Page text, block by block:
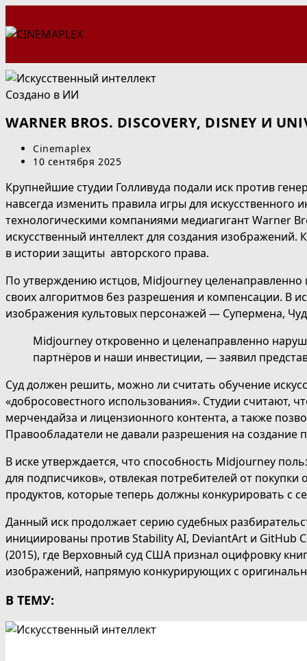
к
Создано в ИИ
WARNER BROS. DISCOVERY, DISNEY
Автор
записи:
Cinemaplex
Запись
10 сентября 2025
Крупнейшие студии Голливуда подали иск против
навсегда изменить правила игры для
технологическими компаниями медиагигант Warner
искусственный интеллект для создания
в истории защиты авторского права.
По утверждению истцов, Midjourney
своих алгоритмов без разрешения и компенсации. В
изображения культовых персонажей — Супермена,
Midjourney откровенно и целенаправленно
партнёров и наши инвестиции, — заявил
Суд должен решить, можно ли считать обучение
«добросовестного использования». Студии
мерчендайза и лицензионного контента, а также
Правообладатели не давали разрешения на создание
В иске утверждается, что способность Midjourney
для подписчиков», отвлекая потребителей от
продуктов, которые теперь должны конкурировать с
Данный иск продолжает серию судебных
инициированы против Stability AI, DeviantArt и GitHub
(2015), где Верховный суд США признал оцифровку
изображений, напрямую конкурирующих с
В ТЕМУ: